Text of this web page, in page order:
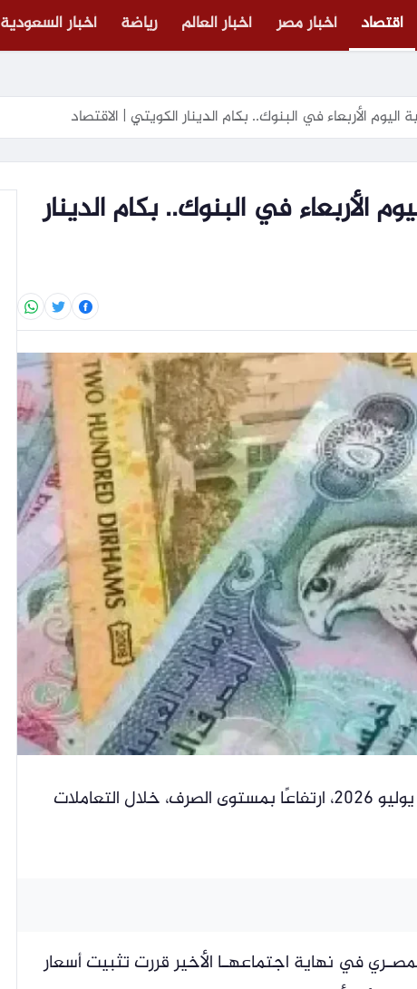
اقتصاد أخبار مصر أخبار العالم رياضة أخبار السعودية
اليوم الأربعاء في البنوك.. بكام الدينار الكويتي | الاقتصاد
الأربعاء في البنوك.. بكام الدينار
شهدت أسعار العملات العربية اليوم الأربعاء 8 يوليو 2026، ارتفاعًا بمستوى الصرف، خلال التعاملات
في نهاية اجتماعهـا الأخير قررت تثبيت أسعار